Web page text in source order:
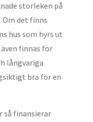
storleken på
Om det finns
hus som hyrs ut
finnas för
långvariga
bra för en
så finansierar